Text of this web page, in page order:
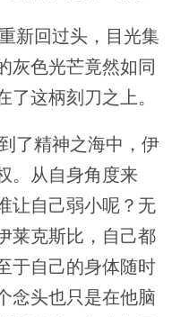
新回过头，目光集
灰色光芒竟然如同
这柄刻刀之上。
了精神之海中，伊
。从自身角度来
让自己弱小呢？无
莱克斯比，自己都
于自己的身体随时
念头也只是在他脑